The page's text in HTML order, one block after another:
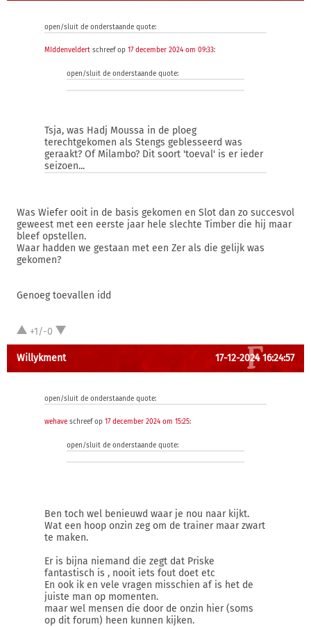
open/sluit de onderstaande quote:
MIddenveldert schreef op 17 december 2024 om 09:33:
open/sluit de onderstaande quote:
Tsja, was Hadj Moussa in de ploeg
terechtgekomen als Stengs geblesseerd was
geraakt? Of Milambo? Dit soort 'toeval' is er ieder
seizoen...
Was Wiefer ooit in de basis gekomen en Slot dan zo succesvol
geweest met een eerste jaar hele slechte Timber die hij maar
bleef opstellen.
Waar hadden we gestaan met een Zer als die gelijk was
gekomen?
Genoeg toevallen idd
+1/-0
Willykment 17-12-2024 16:24:57
open/sluit de onderstaande quote:
wehave schreef op 17 december 2024 om 15:25:
open/sluit de onderstaande quote:
Ben toch wel benieuwd waar je nou naar kijkt.
Wat een hoop onzin zeg om de trainer maar zwart
te maken.
Er is bijna niemand die zegt dat Priske
fantastisch is , nooit iets fout doet etc
En ook ik en vele vragen misschien af is het de
juiste man op momenten.
maar wel mensen die door de onzin hier (soms
op dit forum) heen kunnen kijken.